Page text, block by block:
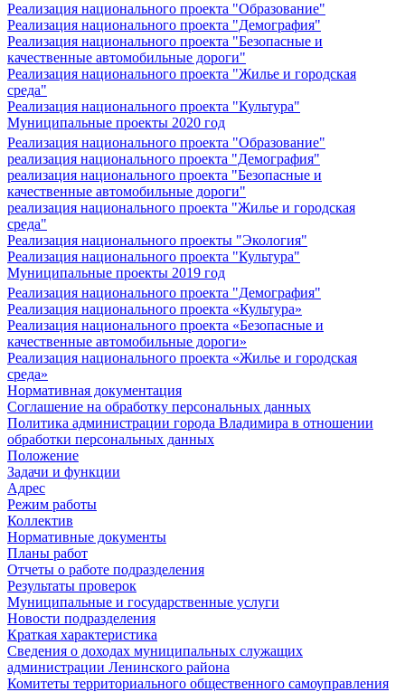
Реализация национального проекта "Образование"
Реализация национального проекта "Демография"
Реализация национального проекта "Безопасные и
качественные автомобильные дороги"
Реализация национального проекта "Жилье и городская
среда"
Реализация национального проекта "Культура"
Муниципальные проекты 2020 год
Реализация национального проекта "Образование"
реализация национального проекта "Демография"
реализация национального проекта "Безопасные и
качественные автомобильные дороги"
реализация национального проекта "Жилье и городская
среда"
Реализация национального проекты "Экология"
Реализация национального проекта "Культура"
Муниципальные проекты 2019 год
Реализация национального проекта "Демография"
Реализация национального проекта «Культура»
Реализация национального проекта «Безопасные и
качественные автомобильные дороги»
Реализация национального проекта «Жилье и городская
среда»
Нормативная документация
Соглашение на обработку персональных данных
Политика администрации города Владимира в отношении
обработки персональных данных
Положение
Задачи и функции
Адрес
Режим работы
Коллектив
Нормативные документы
Планы работ
Отчеты о работе подразделения
Результаты проверок
Муниципальные и государственные услуги
Новости подразделения
Краткая характеристика
Сведения о доходах муниципальных служащих
администрации Ленинского района
Комитеты территориального общественного самоуправления